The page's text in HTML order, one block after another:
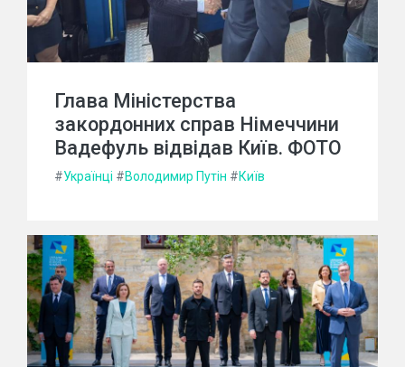
Глава Міністерства
закордонних справ Німеччини
Вадефуль відвідав Київ. ФОТО
#Українці #Володимир Путін #Київ